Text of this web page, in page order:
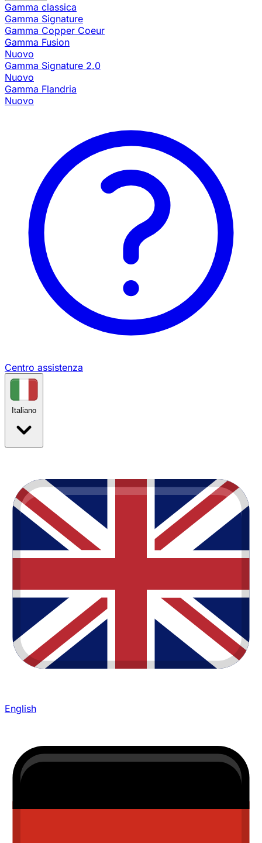
Gamma classica
Gamma Signature
Gamma Copper Coeur
Gamma Fusion
Nuovo
Gamma Signature 2.0
Nuovo
Gamma Flandria
Nuovo
Centro assistenza
Italiano
English